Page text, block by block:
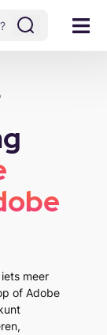
meer
of Adobe